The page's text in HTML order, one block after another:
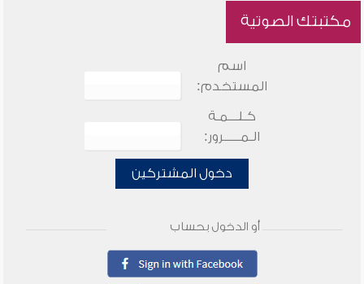
مكتبتك الصوتية
اسم
المستخدم:
كـلـــمـة
الـمـــــرور:
دخول المشتركين
أو الدخول بحساب